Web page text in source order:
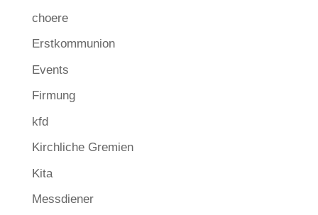
choere
Erstkommunion
Events
Firmung
kfd
Kirchliche Gremien
Kita
Messdiener